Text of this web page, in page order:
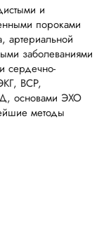
и
пороками
артериальной
заболеваниями
сердечно-
ВСР,
основами ЭХО
методы